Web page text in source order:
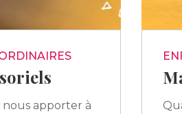
nous apporter à